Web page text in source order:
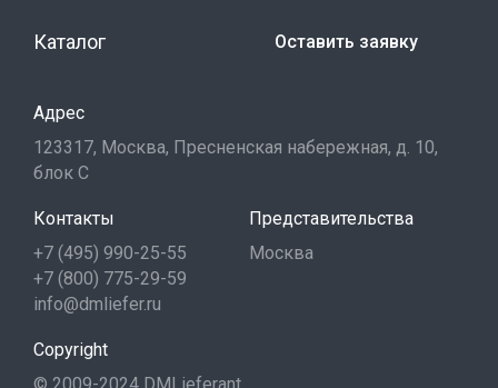
Каталог Оставить заявку
Адрес
123317, Москва, Пресненская набережная, д. 10,
блок С
Контакты
+7 (495) 990-25-55
+7 (800) 775-29-59
info@dmliefer.ru
Представительства
Москва
Copyright
© 2009-2024 DMLieferant.